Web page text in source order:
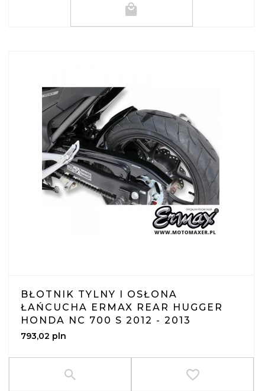
BŁOTNIK TYLNY I OSŁONA
ŁAŃCUCHA ERMAX REAR HUGGER
HONDA NC 700 S 2012 - 2013
793,02 pln